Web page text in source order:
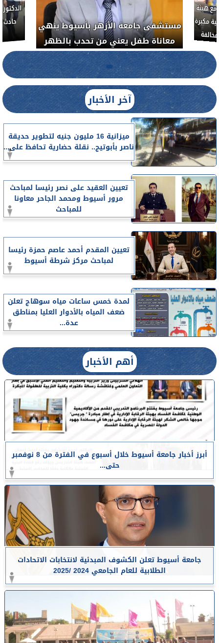
العلاج الحر بمنفلوط بالتعاون مع هيئة
الدواء المصرية يشن حملة رقابية مكبرة
لضبط المنشآت الطبية المخالفة.....
خبيث
آخر الأخبار
ميزانية 16 مليون جنيه لتطوير حديقة
ناصر بأبوتيج.. نقلة حضارية تحافظ على...
تعيين العقيد على نصر رئيسا لمباحث
مرور أسيوط ومحمد الجاحر معاونا
للمباحث
تعيين المقدم أحمد عاصم حمزة رئيسا
لمباحث مركز شرطة أسيوط
لمدة خمس ساعات مياه سوهاج تعلن
ضعف المياه بالأدوار العليا بمناطق
عدة...
أهم الأخبار
أبرز أخبار جامعة أسيوط خلال أسبوع في الفترة من 8 نوفمبر
حتى...
جامعة أسيوط تعلن الكشوف المبدئية لانتخابات الاتحادات
الطلابية للعام الجامعي 2024 /2025